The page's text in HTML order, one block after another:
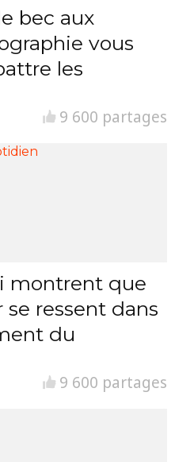
bec aux
vous
les
9 600 partages
montrent que
ressent dans
du
9 600 partages